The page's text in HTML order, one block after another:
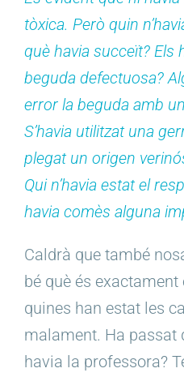
tòxica. Però quin
què havia succeït? Els
beguda defectuosa?
error la beguda amb
S’havia utilitzat una
plegat un origen
Qui n’havia estat el
havia comès alguna
Caldrà que també
bé què és exactament
quines han estat les
malament. Ha passat
havia la professora?